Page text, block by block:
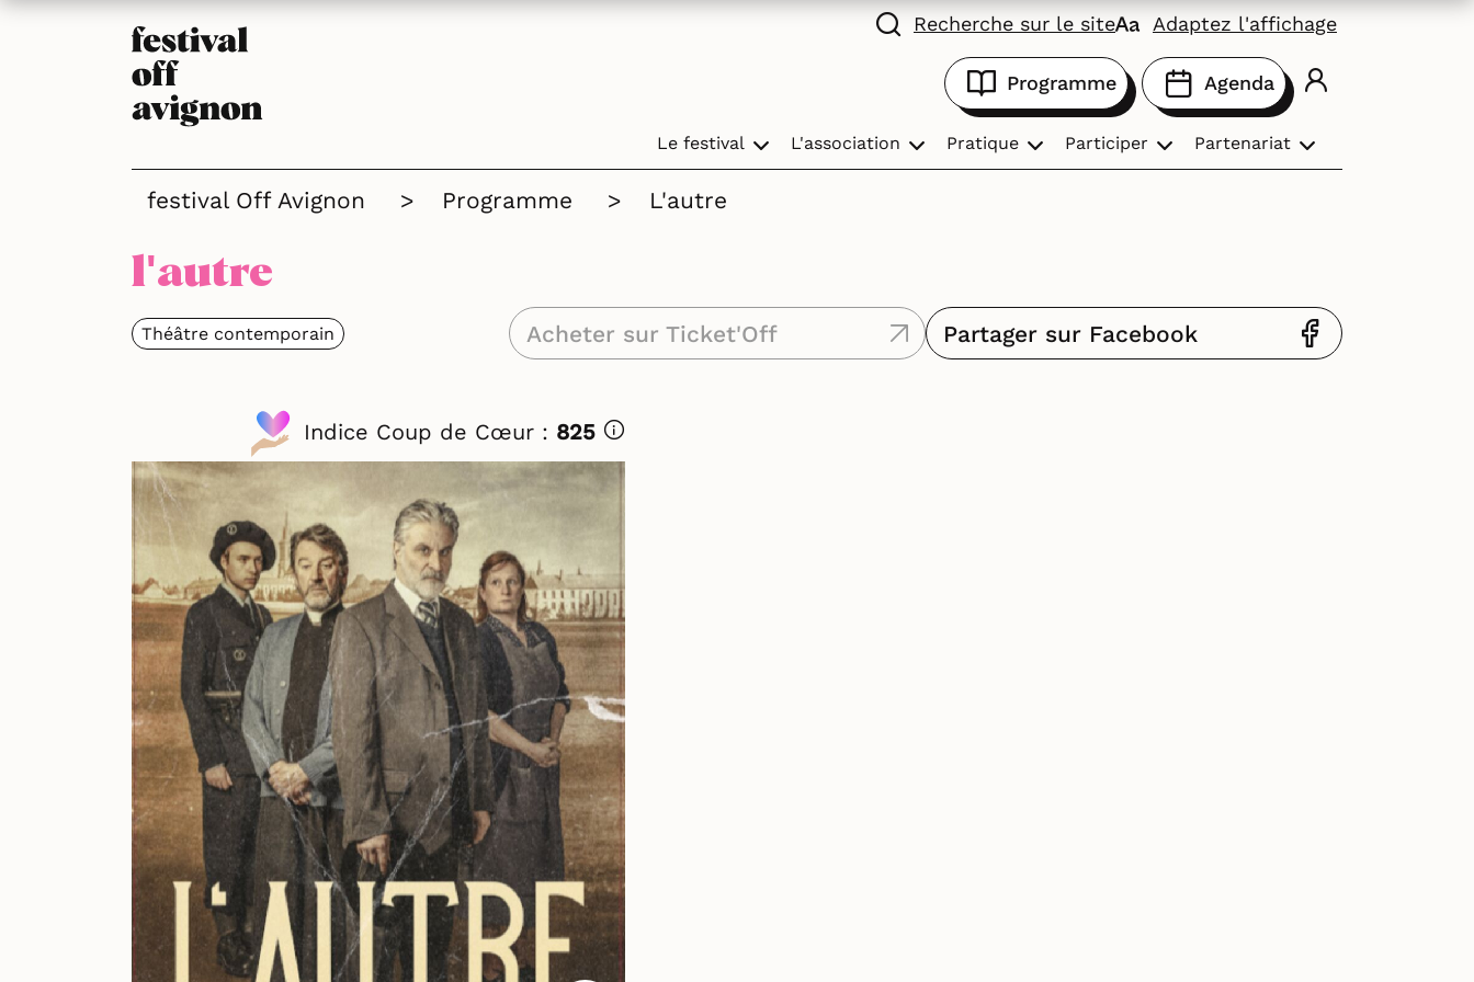
Recherche sur le site Adaptez l'affichage
Le festival L'association Pratique Participer Partenariat
Programme Agenda
festival Off Avignon > Programme > L'autre
l'autre
Théâtre contemporain Acheter sur Ticket'Off Partager sur Facebook
Indice Coup de Cœur : 825